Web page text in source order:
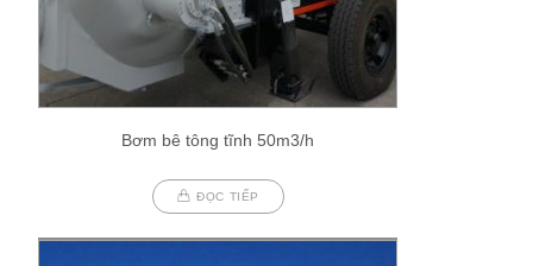
Bơm bê tông tĩnh 50m3/h
ĐỌC TIẾP